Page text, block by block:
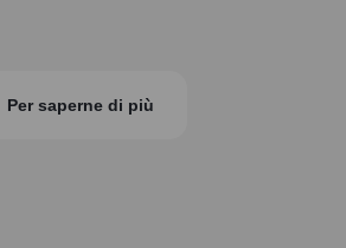
Per saperne di più